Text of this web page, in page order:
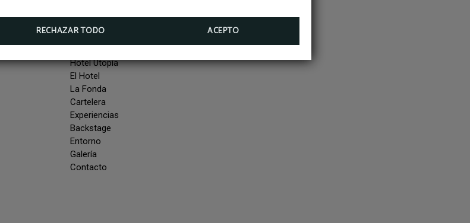
RECHAZAR TODO ACEPTO
Menú
Hotel Utopía
El Hotel
La Fonda
Cartelera
Experiencias
Backstage
Entorno
Galería
Contacto